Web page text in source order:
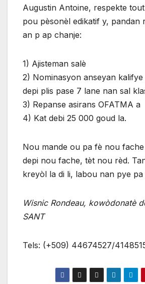
Augustin Antoine, respekte
pou pèsonèl edikatif y, pandan
an p ap chanje:
1) Ajisteman salè
2) Nominasyon anseyan
depi plis pase 7 lane nan sal
3) Repanse asirans OFATMA a
4) Kat debi 25 000 goud la.
Nou mande ou pa fè nou
depi nou fache, tèt nou rèd.
kreyòl la di li, labou nan pye pa
Wisnic Rondeau, kowòdonatè
SANT
Tels: (+509) 44674527/